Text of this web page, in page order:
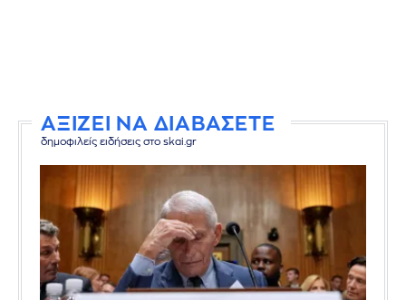
ΑΞΙΖΕΙ ΝΑ ΔΙΑΒΑΣΕΤΕ
δημοφιλείς ειδήσεις στο skai.gr